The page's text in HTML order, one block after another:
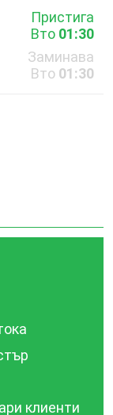
Пристига
Вто 01:30
Заминава
Вто 01:30
клиенти